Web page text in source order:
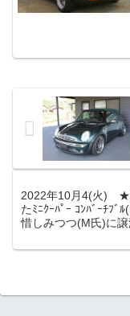
2022年10月4(火) ★
たﾐﾆｸｰﾊﾟｰ ｺﾝﾊﾞｰﾁﾌﾞ
惜しみつつ(M氏)に譲